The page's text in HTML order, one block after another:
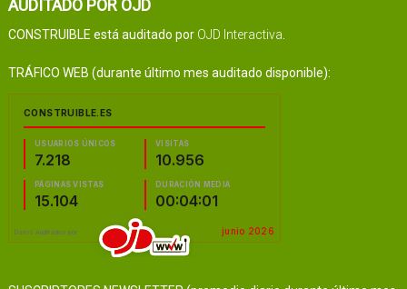
AUDITADO POR OJD
CONSTRUIBLE está auditado por OJD Interactiva.
TRÁFICO WEB (durante último mes auditado disponible):